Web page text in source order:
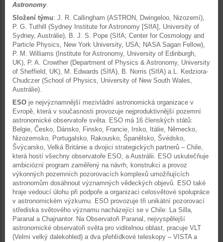
Astronomy.
Složení týmu: J. R. Callingham (ASTRON, Dwingeloo, Nizozemí),
P. G. Tuthill (Sydney Institute for Astronomy [SIfA], University of
Sydney, Austrálie), B. J. S. Pope (SIfA; Center for Cosmology and
Particle Physics, New York University, USA; NASA Sagan Fellow),
P. M. Williams (Institute for Astronomy, University of Edinburgh,
UK), P. A. Crowther (Department of Physics & Astronomy, University
of Sheffield, UK), M. Edwards (SIfA), B. Norris (SIfA) a L. Kedziora-
Chudczer (School of Physics, University of New South Wales,
Austrálie).
ESO je nejvýznamnější mezivládní astronomická organizace v
Evropě, která v současnosti provozuje nejproduktivnější pozemní
astronomické observatoře světa. ESO má 16 členských států:
Belgie, Česko, Dánsko, Finsko, Francie, Irsko, Itálie, Německo,
Nizozemsko, Portugalsko, Rakousko, Španělsko, Švédsko,
Švýcarsko, Velká Británie a dvojici strategických partnerů – Chile,
která hostí všechny observatoře ESO, a Austrálii. ESO uskutečňuje
ambiciózní program zaměřený na návrh, konstrukci a provoz
výkonných pozemních pozorovacích komplexů umožňujících
astronomům dosáhnout významných vědeckých objevů. ESO také
hraje vedoucí úlohu při podpoře a organizaci celosvětové spolupráce
v astronomickém výzkumu. ESO provozuje tři unikátní pozorovací
střediska světového významu nacházející se v Chile: La Silla,
Paranal a Chajnantor. Na Observatoři Paranal, nejvyspělejší
astronomické observatoři světa pro viditelnou oblast, pracuje VLT
(Velmi velký dalekohled) a dva přehlídkové teleskopy – VISTA a